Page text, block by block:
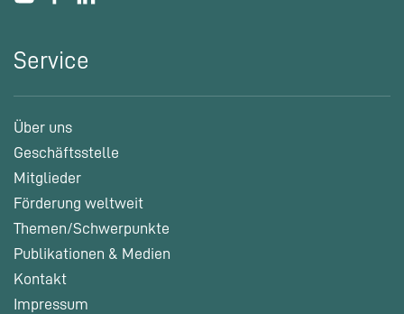
Service
Über uns
Geschäftsstelle
Mitglieder
Förderung weltweit
Themen/Schwerpunkte
Publikationen & Medien
Kontakt
Impressum